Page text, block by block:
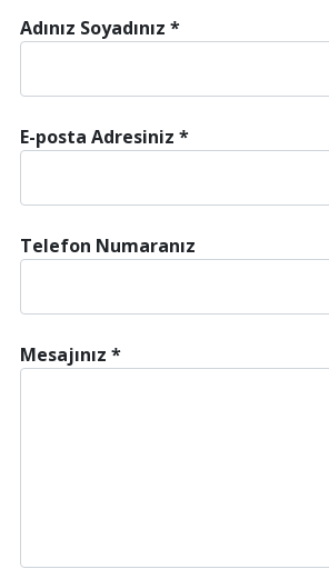
Adınız Soyadınız *
E-posta Adresiniz *
Telefon Numaranız
Mesajınız *